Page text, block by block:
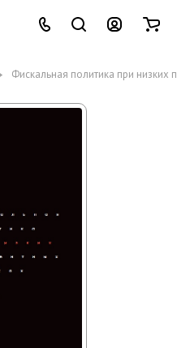
Фискальная политика при низких